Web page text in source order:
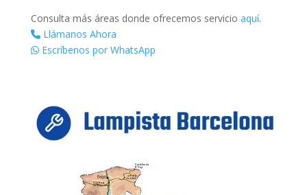
Consulta más áreas donde ofrecemos servicio aquí.
Llámanos Ahora
Escríbenos por WhatsApp